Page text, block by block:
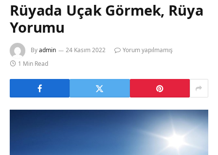
Rüyada Uçak Görmek, Rüya
Yorumu
Byadmin 24 Kasım 2022
Yorum yapılmamış
1 Min Read